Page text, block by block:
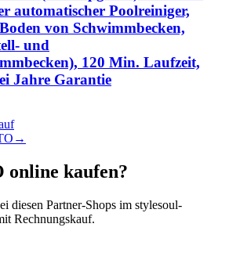
automatischer Poolreiniger,
von Schwimmbecken,
und
120 Min. Laufzeit,
Jahre Garantie
→
online kaufen?
diesen Partner-Shops im stylesoul-
Rechnungskauf.